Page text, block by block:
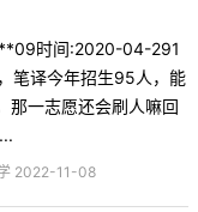
时间:2020-04-291
笔译今年招生95人，能
那一志愿还会刷人嘛回
2022-11-08